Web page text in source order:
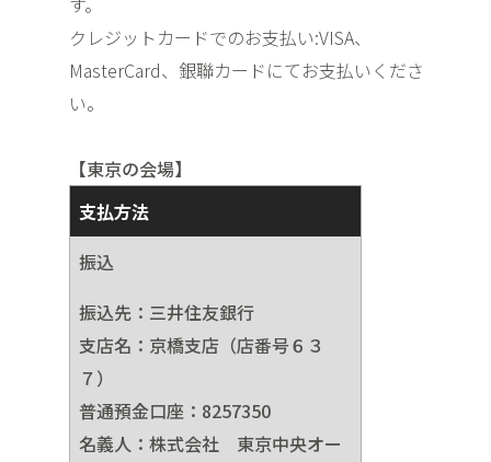
クレジットカードでのお支払い:VISA、
MasterCard、銀聯カードにてお支払いくださ
い。
【東京の会場】
支払方法
振込
振込先：三井住友銀行
支店名：京橋支店（店番号６３
７）
普通預金口座：8257350
名義人：株式会社 東京中央オー